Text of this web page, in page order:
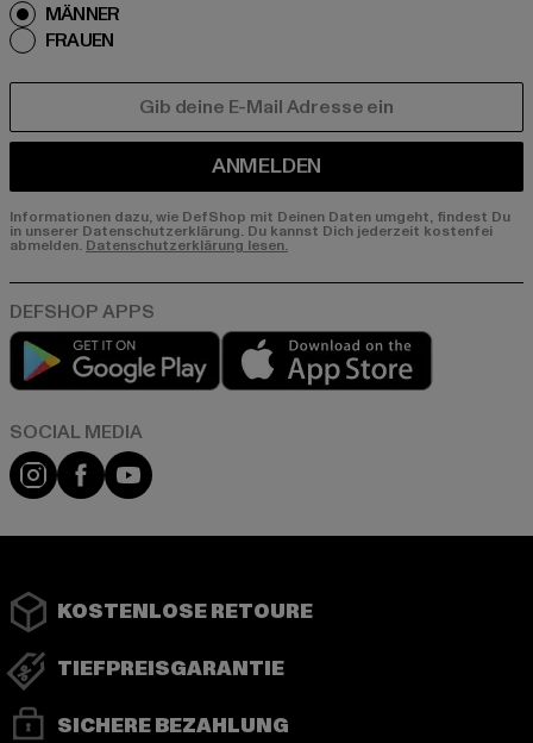
MÄNNER
FRAUEN
ANMELDEN
Informationen dazu, wie DefShop mit Deinen Daten umgeht, findest Du
in unserer Datenschutzerklärung. Du kannst Dich jederzeit kostenfei
abmelden.Datenschutzerklärung lesen.
Play market
Instagram
FacebookYouTube
KOSTENLOSE RETOURE
TIEFPREISGARANTIE
SICHERE BEZAHLUNG